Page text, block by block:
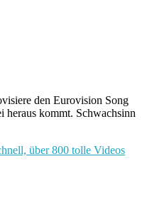
den Eurovision Song
heraus kommt. Schwachsinn
über 800 tolle Videos